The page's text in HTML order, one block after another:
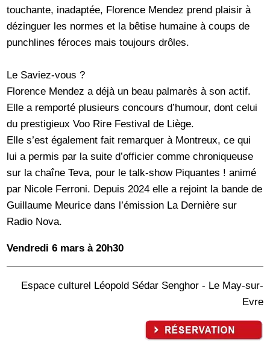
touchante, inadaptée, Florence Mendez prend plaisir à
dézinguer les normes et la bêtise humaine à coups de
punchlines féroces mais toujours drôles.
Le Saviez-vous ?
Florence Mendez a déjà un beau palmarès à son actif.
Elle a remporté plusieurs concours d’humour, dont celui
du prestigieux Voo Rire Festival de Liège.
Elle s’est également fait remarquer à Montreux, ce qui
lui a permis par la suite d’officier comme chroniqueuse
sur la chaîne Teva, pour le talk-show Piquantes ! animé
par Nicole Ferroni. Depuis 2024 elle a rejoint la bande de
Guillaume Meurice dans l’émission La Dernière sur
Radio Nova.
Vendredi 6 mars à 20h30
Espace culturel Léopold Sédar Senghor - Le May-sur-
Evre